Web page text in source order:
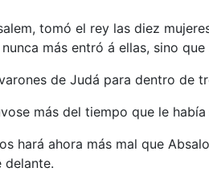
tomó el rey las diez
más entró á ellas, sino
de Judá para dentro de
más del tiempo que le
hará ahora más mal que
delante.